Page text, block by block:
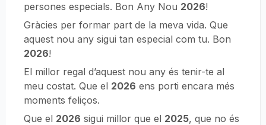
persones especials. Bon Any Nou 2026!
Gràcies per formar part de la meva vida. Que
aquest nou any sigui tan especial com tu. Bon
2026!
El millor regal d’aquest nou any és tenir-te al
meu costat. Que el 2026 ens porti encara més
moments feliços.
Que el 2026 sigui millor que el 2025, que no és